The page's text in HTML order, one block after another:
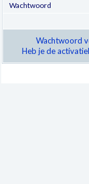
Wachtwoord
Wachtwoord
Heb je de